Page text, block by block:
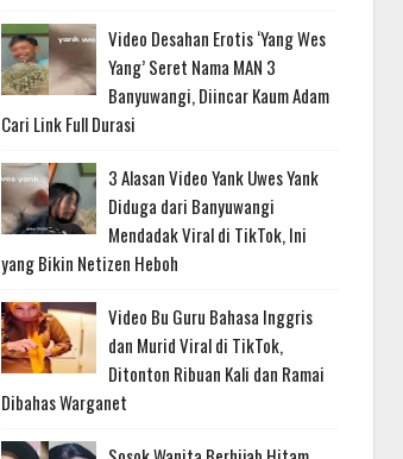
Video Desahan Erotis ‘Yang Wes
Yang’ Seret Nama MAN 3
Banyuwangi, Diincar Kaum Adam
Cari Link Full Durasi
3 Alasan Video Yank Uwes Yank
Diduga dari Banyuwangi
Mendadak Viral di TikTok, Ini
yang Bikin Netizen Heboh
Video Bu Guru Bahasa Inggris
dan Murid Viral di TikTok,
Ditonton Ribuan Kali dan Ramai
Dibahas Warganet